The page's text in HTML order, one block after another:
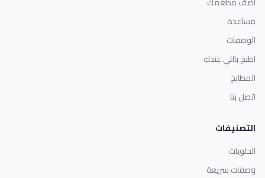
مساعدة
الوصفات
اطبخ باللي عندك
المطابخ
اتصل بنا
التصنيفات
الحلويات
وصفات سريعة